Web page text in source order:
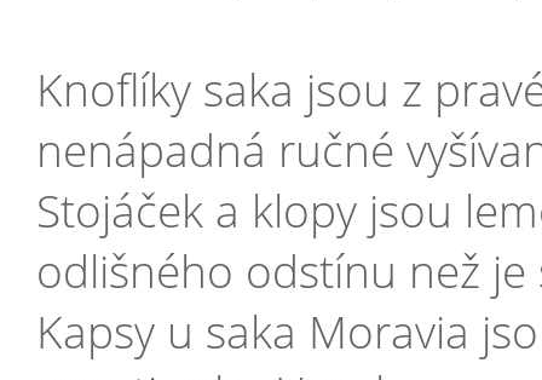
Knoflíky saka jsou z
nenápadná ručné
Stojáček a klopy jsou
odlišného odstínu než je
Kapsy u saka Moravia